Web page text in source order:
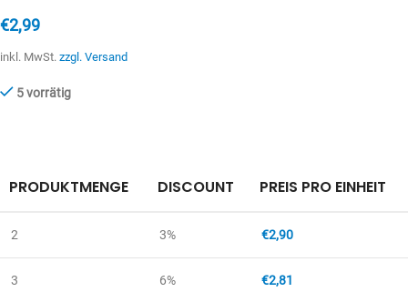
€2,99
inkl. MwSt. zzgl. Versand
5 vorrätig
PRODUKTMENGE DISCOUNT PREIS PRO EINHEIT
2 3% €2,90
3 6% €2,81